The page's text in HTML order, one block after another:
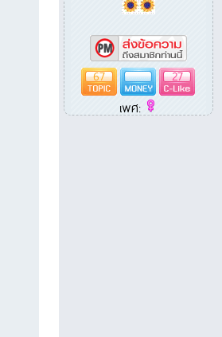
67
27
เพศ: